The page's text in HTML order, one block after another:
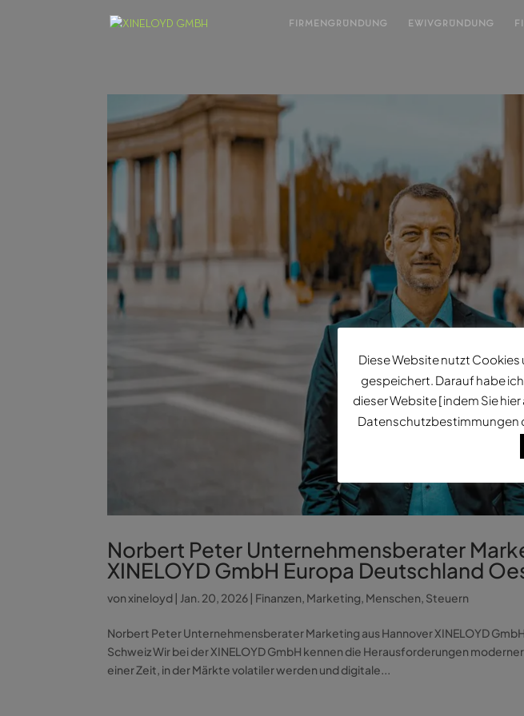
FIRMENGRÜNDUNG EWIVGRÜNDUNG
Norbert Peter Unternehmensberater
XINELOYD GmbH Europa Deutschland
vonxineloyd Jan. 20, 2026 Finanzen, Marketing, Menschen, Steuern
Norbert Peter Unternehmensberater Marketing aus Hannover XINELOYD
Schweiz Wir bei der XINELOYD GmbH kennen die Herausforderungen
einer Zeit, in der Märkte volatiler werden und digitale...
Diese Website nutzt
gespeichert. Darauf habe
dieser Website [ indem Sie
Datenschutzbestimmungen